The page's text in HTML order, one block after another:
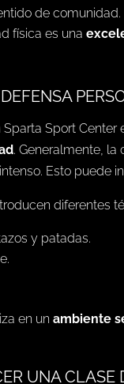
de comunidad.
física es una
Sport Center
. Generalmente,
Esto puede
diferentes
y patadas.
en unambiente
UNA CLASE